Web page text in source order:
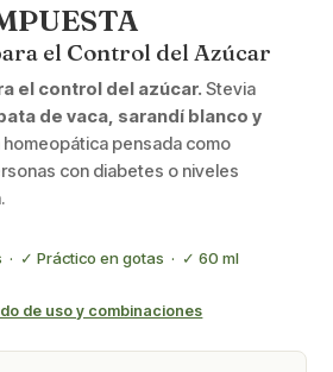
el Control del Azúcar
el control del azúcar. Stevia
de vaca, sarandí blanco y
homeopática pensada como
con diabetes o niveles
· ✓ Práctico en gotas · ✓ 60 ml
de uso y combinaciones